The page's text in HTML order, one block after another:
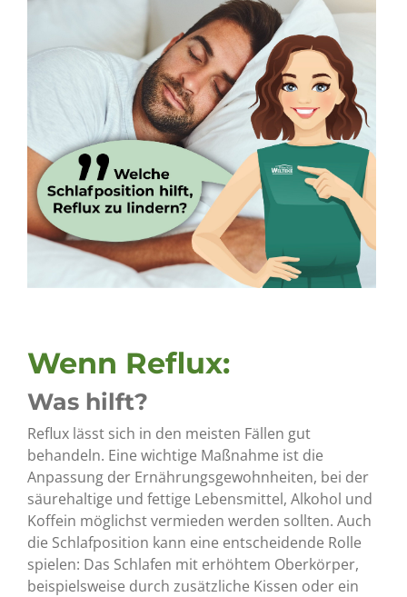
Wenn Reflux:
Was hilft?
Reflux lässt sich in den meisten Fällen gut
behandeln. Eine wichtige Maßnahme ist die
Anpassung der Ernährungsgewohnheiten, bei der
säurehaltige und fettige Lebensmittel, Alkohol und
Koffein möglichst vermieden werden sollten. Auch
die Schlafposition kann eine entscheidende Rolle
spielen: Das Schlafen mit erhöhtem Oberkörper,
beispielsweise durch zusätzliche Kissen oder ein